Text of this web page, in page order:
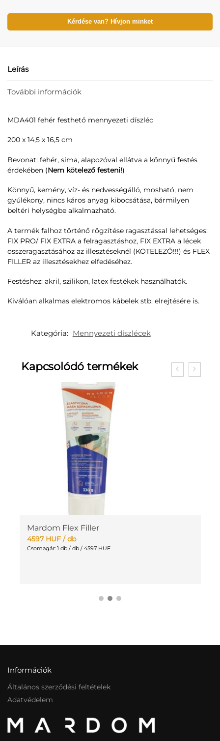
Kérdése van? Hívjon minket
Leírás
További információk
MDA401 fehér festhető mennyezeti díszléc
200 x 14,5 x 16,5 cm
Bevonat: fehér, sima, alapozóval ellátva a könnyű festés
érdekében (Nem kötelező festeni!)
Könnyű, kemény, víz- és nedvességálló, mosható, nem
gyúlékony, nincs káros anyag kibocsátása, bármilyen
beltéri helységbe alkalmazható.
A termék falhoz történő rögzítése ragasztással lehetséges:
FIX PRO/ FIX EXTRA a felragasztáshoz, FIX EXTRA a lécek
összeragasztásához az illesztéseknél (KÖTELEZŐ!!!) és FLEX
FILLER az illesztésekhez elfedéséhez.
Festéshez: akril, szilikon, latex festékek használhatók.
Kiválóan alkalmas elektromos kábelek stb. elrejtésére is.
Kategória: Mennyezeti díszlécek
Kapcsolódó termékek
Mardom Flex Filler
4597 HUF/ db
Csomagár: 1 db / db / 4597 HUF
Információk
Általános szerződési feltételek
Adatvédelem